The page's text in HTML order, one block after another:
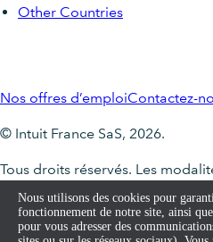
Other Countries
Nos offres d’emploiContactez-
© Intuit France SaS, 2026.
Tous droits réservés. Les
les fonctionnalités, les services
peuvent changer sans préavis.
Nous utilisons des cookies pour
fonctionnement de notre site, ainsi
pour vous adresser des